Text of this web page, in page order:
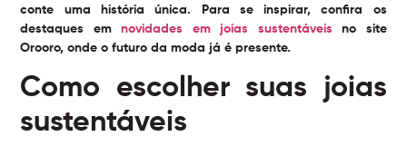
conte uma história única. Para se inspirar, confira os
destaques emnovidades em joias sustentáveis no site
Orooro, onde o futuro da moda já é presente.
Como escolher suas joias
sustentáveis